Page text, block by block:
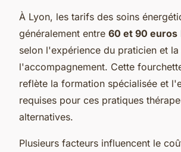
À Lyon, les tarifs des soins
généralement entre 60 et 90 euros
selon l'expérience du praticien et
l'accompagnement. Cette
reflète la formation spécialisée et
requises pour ces pratiques
alternatives.
Plusieurs facteurs influencent le